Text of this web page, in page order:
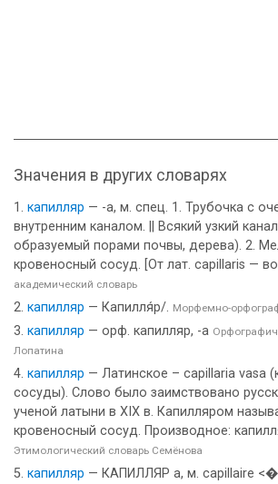
Значения в других словарях
капилляр — -а, м. спец. 1. Трубочка с
внутренним каналом. || Всякий узкий
образуемый порами почвы, дерева). 2.
кровеносный сосуд. [От лат. capillaris —
академический словарь
капилляр — Капилля́р/. Морфемно-
капилляр — орф. капилляр, -а
Лопатина
капилляр — Латинское – capillaria vasa
сосуды). Слово было заимствовано
ученой латыни в XIX в. Капилляром
кровеносный сосуд. Производное:
Этимологический словарь Семёнова
капилляр — КАПИЛЛЯР а, м. capillaire